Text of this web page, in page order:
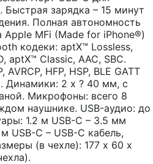
Быстрая зарядка – 15 минут
Полная автономность
MFi (Made for iPhone®)
кодеки: aptX™ Lossless,
aptX™ Classic, AAC, SBC.
HFP, HSP, BLE GATT
Динамики: 2 x ? 40 мм, с
Микрофоны: всего 8
наушнике. USB-аудио: до
1.2 м USB-C – 3.5 мм
USB-C – USB-C кабель,
(в чехле): 177 х 60 х